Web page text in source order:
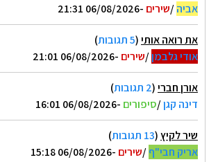
אביה/שירים -06/08/2026 21:31
את רואה אותי(5 תגובות
)
אודי גלבמן/שירים -06/08/2026 21:01
אורן חברי(2 תגובות
)
דינה קגן/סיפורים -06/08/2026 16:01
שיר לקיץ(13 תגובות
)
אריק חבי"ף/שירים -06/08/2026 15:18